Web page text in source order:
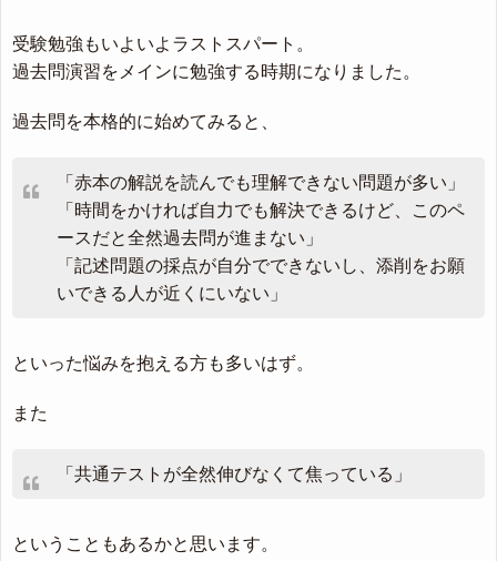
受験勉強もいよいよラストスパート。
過去問演習をメインに勉強する時期になりました。
過去問を本格的に始めてみると、
「赤本の解説を読んでも理解できない問題が多い」
「時間をかければ自力でも解決できるけど、このペ
ースだと全然過去問が進まない」
「記述問題の採点が自分でできないし、添削をお願
いできる人が近くにいない」
といった悩みを抱える方も多いはず。
また
「共通テストが全然伸びなくて焦っている」
ということもあるかと思います。